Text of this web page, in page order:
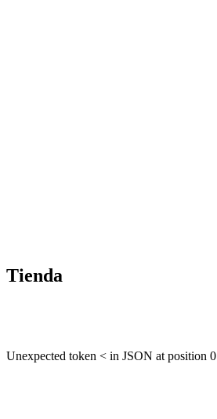
Tienda
Unexpected token < in JSON at position 0